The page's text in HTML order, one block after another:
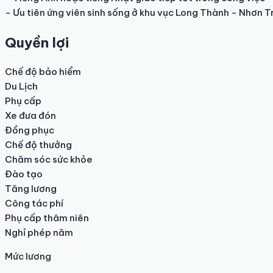
- Ưu tiên ứng viên sinh sống ở khu vục Long Thành - Nhơn
Quyền lợi
Chế độ bảo hiểm
Du Lịch
Phụ cấp
Xe đưa đón
Đồng phục
Chế độ thưởng
Chăm sóc sức khỏe
Đào tạo
Tăng lương
Công tác phí
Phụ cấp thâm niên
Nghỉ phép năm
Mức lương